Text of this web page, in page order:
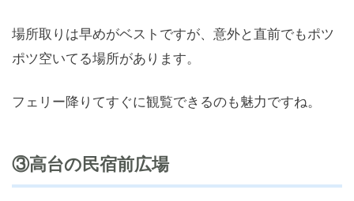
場所取りは早めがベストですが、意外と直前でもポツ
ポツ空いてる場所があります。
フェリー降りてすぐに観覧できるのも魅力ですね。
③高台の民宿前広場